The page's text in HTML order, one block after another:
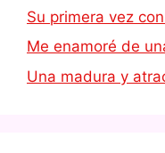
Su primera vez
Me enamoré de
Una madura y